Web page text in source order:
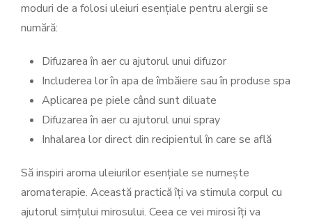
moduri de a folosi uleiuri esențiale pentru alergii se
numără:
Difuzarea în aer cu ajutorul unui difuzor
Includerea lor în apa de îmbăiere sau în produse spa
Aplicarea pe piele când sunt diluate
Difuzarea în aer cu ajutorul unui spray
Inhalarea lor direct din recipientul în care se află
Să inspiri aroma uleiurilor esențiale se numește
aromaterapie. Această practică îți va stimula corpul cu
ajutorul simțului mirosului. Ceea ce vei mirosi îți va